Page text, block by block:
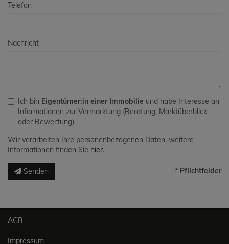
Telefon
Nachricht
Ich bin Eigentümer:in einer Immobilie und habe Interesse an
Informationen zur Vermarktung (Beratung, Marktüberblick
oder Bewertung).
Wir verarbeiten Ihre personenbezogenen Daten, weitere
Informationen finden Sie hier.
Senden * Pflichtfelder
AGB
Impressum